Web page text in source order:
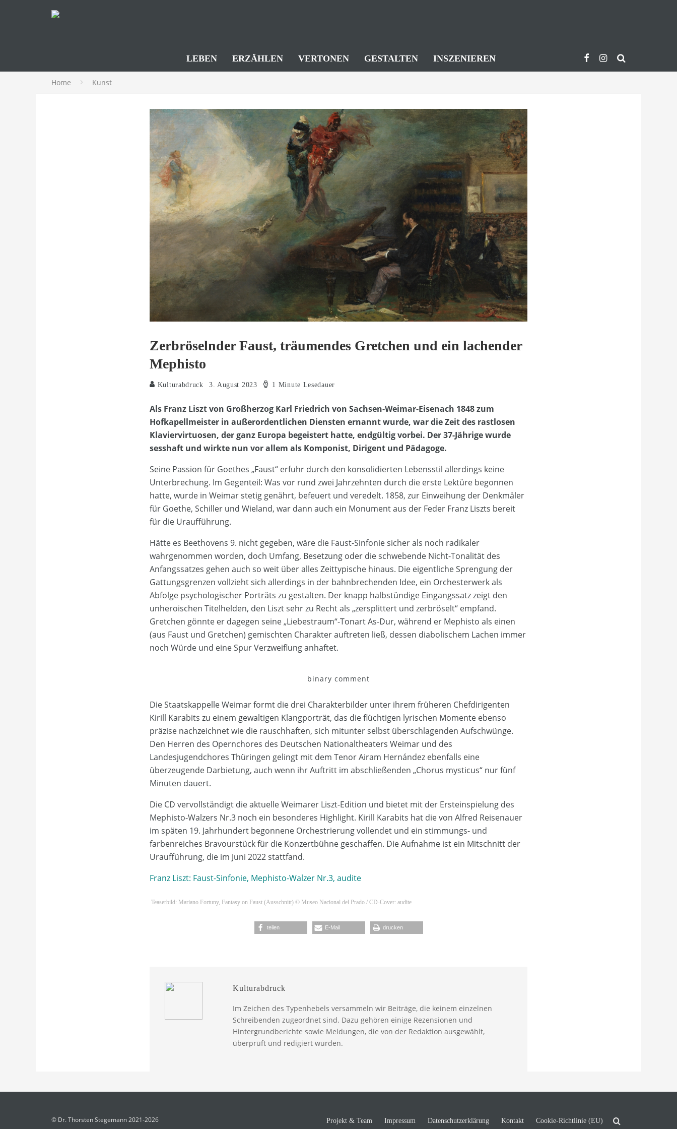
LEBEN ERZÄHLEN VERTONEN GESTALTEN INSZENIEREN
Home Kunst
Zerbröselnder Faust, träumendes Gretchen und ein lachender
Mephisto
Kulturabdruck 3. August 2023 1 Minute Lesedauer
Als Franz Liszt von Großherzog Karl Friedrich von Sachsen-Weimar-Eisenach 1848 zum
Hofkapellmeister in außerordentlichen Diensten ernannt wurde, war die Zeit des rastlosen
Klaviervirtuosen, der ganz Europa begeistert hatte, endgültig vorbei. Der 37-Jährige wurde
sesshaft und wirkte nun vor allem als Komponist, Dirigent und Pädagoge.
Seine Passion für Goethes „Faust“ erfuhr durch den konsolidierten Lebensstil allerdings keine
Unterbrechung. Im Gegenteil: Was vor rund zwei Jahrzehnten durch die erste Lektüre begonnen
hatte, wurde in Weimar stetig genährt, befeuert und veredelt. 1858, zur Einweihung der Denkmäler
für Goethe, Schiller und Wieland, war dann auch ein Monument aus der Feder Franz Liszts bereit
für die Uraufführung.
Hätte es Beethovens 9. nicht gegeben, wäre die Faust-Sinfonie sicher als noch radikaler
wahrgenommen worden, doch Umfang, Besetzung oder die schwebende Nicht-Tonalität des
Anfangssatzes gehen auch so weit über alles Zeittypische hinaus. Die eigentliche Sprengung der
Gattungsgrenzen vollzieht sich allerdings in der bahnbrechenden Idee, ein Orchesterwerk als
Abfolge psychologischer Porträts zu gestalten. Der knapp halbstündige Eingangssatz zeigt den
unheroischen Titelhelden, den Liszt sehr zu Recht als „zersplittert und zerbröselt“ empfand.
Gretchen gönnte er dagegen seine „Liebestraum“-Tonart As-Dur, während er Mephisto als einen
(aus Faust und Gretchen) gemischten Charakter auftreten ließ, dessen diabolischem Lachen immer
noch Würde und eine Spur Verzweiflung anhaftet.
binary comment
Die Staatskappelle Weimar formt die drei Charakterbilder unter ihrem früheren Chefdirigenten
Kirill Karabits zu einem gewaltigen Klangporträt, das die flüchtigen lyrischen Momente ebenso
präzise nachzeichnet wie die rauschhaften, sich mitunter selbst überschlagenden Aufschwünge.
Den Herren des Opernchores des Deutschen Nationaltheaters Weimar und des
Landesjugendchores Thüringen gelingt mit dem Tenor Airam Hernández ebenfalls eine
überzeugende Darbietung, auch wenn ihr Auftritt im abschließenden „Chorus mysticus“ nur fünf
Minuten dauert.
Die CD vervollständigt die aktuelle Weimarer Liszt-Edition und bietet mit der Ersteinspielung des
Mephisto-Walzers Nr.3 noch ein besonderes Highlight. Kirill Karabits hat die von Alfred Reisenauer
im späten 19. Jahrhundert begonnene Orchestrierung vollendet und ein stimmungs- und
farbenreiches Bravourstück für die Konzertbühne geschaffen. Die Aufnahme ist ein Mitschnitt der
Uraufführung, die im Juni 2022 stattfand.
Franz Liszt: Faust-Sinfonie, Mephisto-Walzer Nr.3, audite
Teaserbild: Mariano Fortuny, Fantasy on Faust (Ausschnitt) © Museo Nacional del Prado / CD-Cover: audite
teilen E-Mail drucken
Kulturabdruck
Im Zeichen des Typenhebels versammeln wir Beiträge, die keinem einzelnen
Schreibenden zugeordnet sind. Dazu gehören einige Rezensionen und
Hintergrundberichte sowie Meldungen, die von der Redaktion ausgewählt,
überprüft und redigiert wurden.
© Dr. Thorsten Stegemann 2021-2026 Projekt & Team Impressum Datenschutzerklärung Kontakt Cookie-Richtlinie (EU)